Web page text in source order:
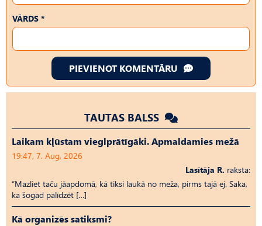
VĀRDS *
PIEVIENOT KOMENTĀRU
TAUTAS BALSS
Laikam kļūstam vieglprātīgāki. Apmaldamies mežā
19:47, 7. Aug, 2026
Lasītāja R. raksta:
“Mazliet taču jāapdomā, kā tiksi laukā no meža, pirms tajā ej. Saka,
ka šogad palīdzēt […]
Kā organizēs satiksmi?